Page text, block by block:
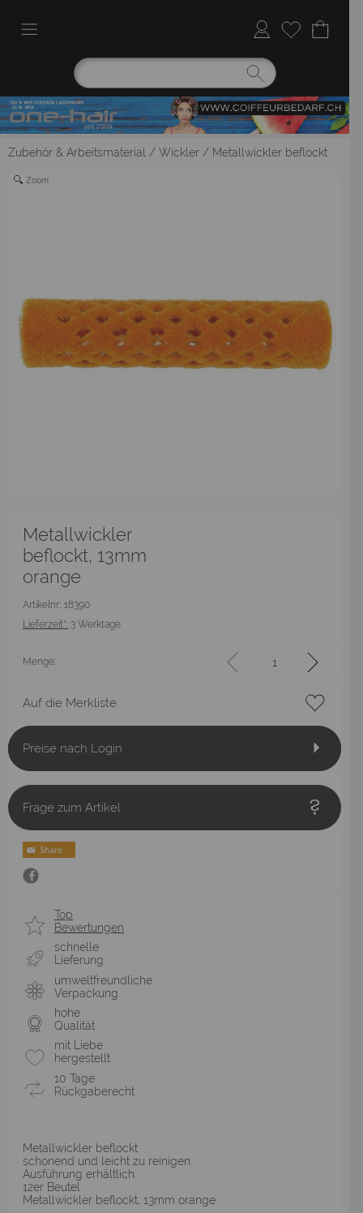
Zubehör & Arbeitsmaterial / Wickler / Metallwickler beflockt
Zoom
Metallwickler
beflockt, 13mm
orange
Artikelnr.: 18390
Lieferzeit*: 3 Werktage
Menge:
Auf die Merkliste
Preise nach Login
Frage zum Artikel
Top
Bewertungen
schnelle
Lieferung
umweltfreundliche
Verpackung
hohe
Qualität
mit Liebe
hergestellt
10 Tage
Rückgaberecht
Metallwickler beflockt
schonend und leicht zu reinigen.
Ausführung erhältlich.
12er Beutel
Metallwickler beflockt, 13mm orange